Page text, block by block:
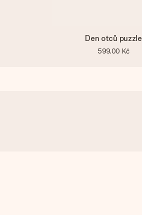
Den otců puzzle
599,00 Kč